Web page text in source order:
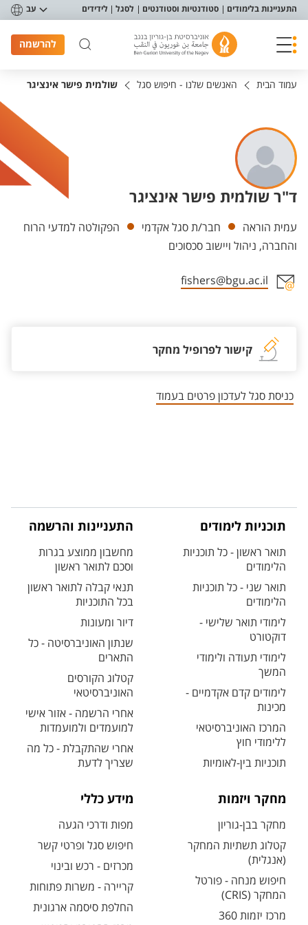
תפריט נגישות
התעניינות בלימודים סטודנטיות וסטודנטים לסגל לידידים עב
להרשמה
עמוד הבית האנשים שלנו - חיפוש סגל שולמית פישר אינציגר
ד"ר שולמית פישר אינציגר
יחידות
עמית הוראה חבר/ת סגל אקדמי
הפקולטה למדעי הרוח
והחברה, ניהול ויישוב סכסוכים
fishers@bgu.ac.il
קישור לפרופיל מחקר
כניסת סגל לעדכון פרטים בעמוד
תוכניות לימודים
תואר ראשון - כל תוכניות
הלימודים
תואר שני - כל תוכניות
הלימודים
לימודי תואר שלישי -
דוקטורט
לימודי תעודה ולימודי
המשך
לימודים קדם אקדמיים -
מכינות
המרכז האוניברסיטאי
ללימודי חוץ
תוכניות בין-לאומיות
התעניינות והרשמה
מחשבון ממוצע בגרות
וסכם לתואר ראשון
תנאי קבלה לתואר ראשון
בכל התוכניות
דיור ומעונות
שנתון האוניברסיטה - כל
התארים
קטלוג הקורסים
האוניברסיטאי
אחרי הרשמה - אזור אישי
למועמדים ולמועמדות
אחרי שהתקבלת - כל מה
שצריך לדעת
מחקר ויזמות
מחקר בבן-גוריון
קטלוג תשתיות המחקר
(אנגלית)
חיפוש מנחה - פורטל
המחקר (CRIS)
מרכז יזמות 360
מידע כללי
מפות ודרכי הגעה
חיפוש סגל ופרטי קשר
מכרזים - רכש ובינוי
קריירה - משרות פתוחות
החלפת סיסמה ארגונית